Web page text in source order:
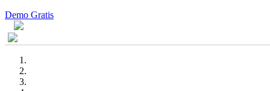
Demo Gratis